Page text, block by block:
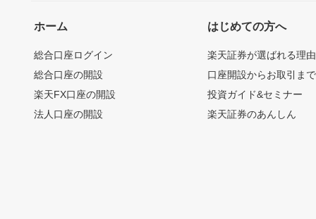
ホーム
総合口座ログイン
総合口座の開設
楽天FX口座の開設
法人口座の開設
はじめての方へ
楽天証券が選ばれる理由
口座開設からお取引ま
投資ガイド&セミナー
楽天証券のあんしん